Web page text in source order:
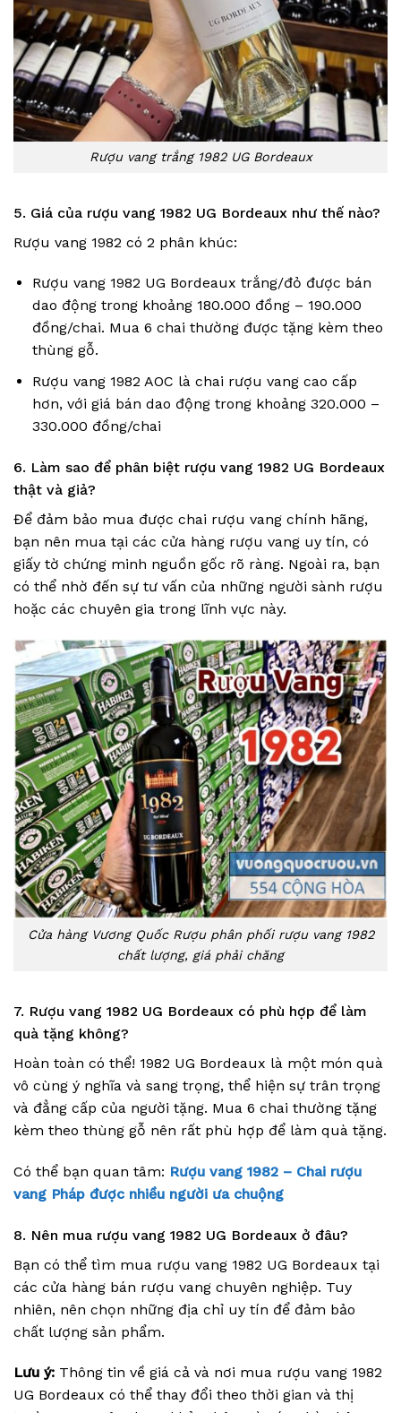
Rượu vang trắng 1982 UG Bordeaux
5. Giá của rượu vang 1982 UG Bordeaux như thế nào?
Rượu vang 1982 có 2 phân khúc:
Rượu vang 1982 UG Bordeaux trắng/đỏ được bán
dao động trong khoảng 180.000 đồng – 190.000
đồng/chai. Mua 6 chai thường được tặng kèm theo
thùng gỗ.
Rượu vang 1982 AOC là chai rượu vang cao cấp
hơn, với giá bán dao động trong khoảng 320.000 –
330.000 đồng/chai
6. Làm sao để phân biệt rượu vang 1982 UG Bordeaux
thật và giả?
Để đảm bảo mua được chai rượu vang chính hãng,
bạn nên mua tại các cửa hàng rượu vang uy tín, có
giấy tờ chứng minh nguồn gốc rõ ràng. Ngoài ra, bạn
có thể nhờ đến sự tư vấn của những người sành rượu
hoặc các chuyên gia trong lĩnh vực này.
Cửa hàng Vương Quốc Rượu phân phối rượu vang 1982
chất lượng, giá phải chăng
7. Rượu vang 1982 UG Bordeaux có phù hợp để làm
quà tặng không?
Hoàn toàn có thể! 1982 UG Bordeaux là một món quà
vô cùng ý nghĩa và sang trọng, thể hiện sự trân trọng
và đẳng cấp của người tặng. Mua 6 chai thường tặng
kèm theo thùng gỗ nên rất phù hợp để làm quà tặng.
Có thể bạn quan tâm: Rượu vang 1982 – Chai rượu
vang Pháp được nhiều người ưa chuộng
8. Nên mua rượu vang 1982 UG Bordeaux ở đâu?
Bạn có thể tìm mua rượu vang 1982 UG Bordeaux tại
các cửa hàng bán rượu vang chuyên nghiệp. Tuy
nhiên, nên chọn những địa chỉ uy tín để đảm bảo
chất lượng sản phẩm.
Lưu ý: Thông tin về giá cả và nơi mua rượu vang 1982
UG Bordeaux có thể thay đổi theo thời gian và thị